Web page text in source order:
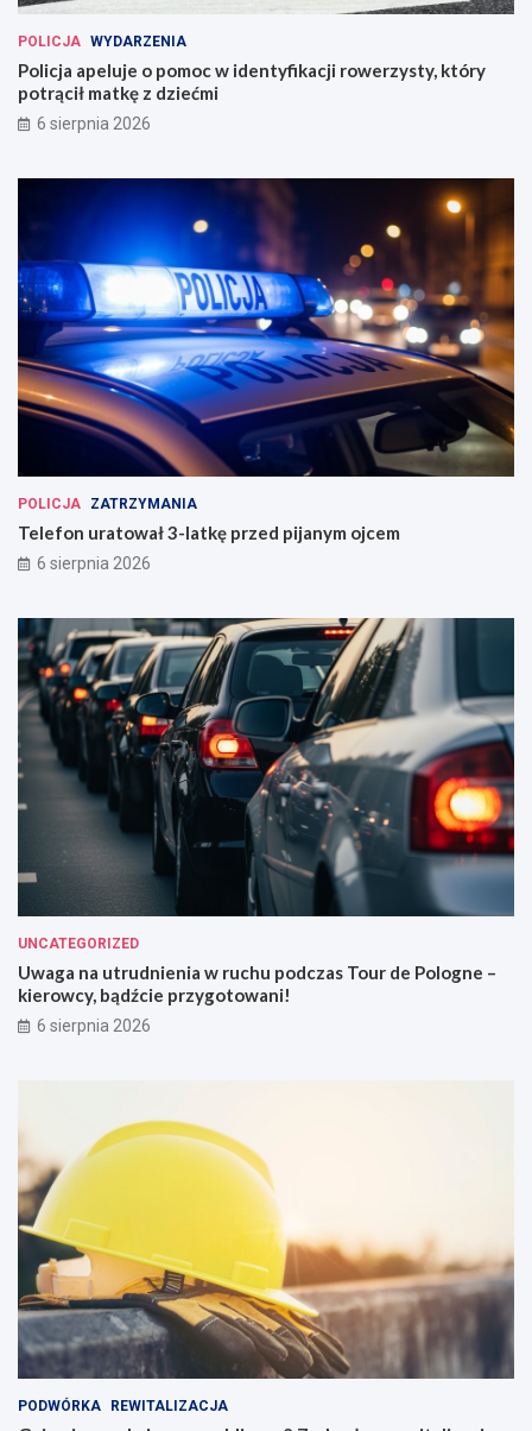
POLICJA WYDARZENIA
Policja apeluje o pomoc w identyfikacji rowerzysty, który
potrącił matkę z dziećmi
6 sierpnia 2026
POLICJA ZATRZYMANIA
Telefon uratował 3-latkę przed pijanym ojcem
6 sierpnia 2026
UNCATEGORIZED
Uwaga na utrudnienia w ruchu podczas Tour de Pologne –
kierowcy, bądźcie przygotowani!
6 sierpnia 2026
PODWÓRKA REWITALIZACJA